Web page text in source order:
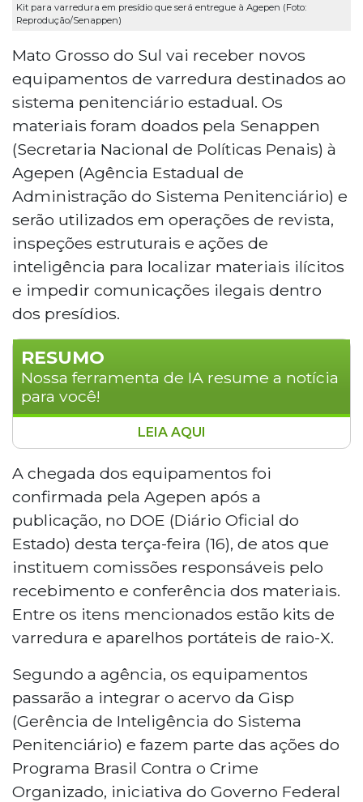
Kit para varredura em presídio que será entregue à Agepen (Foto:
Reprodução/Senappen)
Mato Grosso do Sul vai receber novos
equipamentos de varredura destinados ao
sistema penitenciário estadual. Os
materiais foram doados pela Senappen
(Secretaria Nacional de Políticas Penais) à
Agepen (Agência Estadual de
Administração do Sistema Penitenciário) e
serão utilizados em operações de revista,
inspeções estruturais e ações de
inteligência para localizar materiais ilícitos
e impedir comunicações ilegais dentro
dos presídios.
RESUMO
Nossa ferramenta de IA resume a notícia
para você!
Mato Grosso do Sul receberá novos
equipamentos de varredura para o sistema
penitenciário, doados pela Senappen à
Agepen. Os materiais, que incluem kits de
varredura e aparelhos portáteis de raio-X, serão
usados em revistas e ações de inteligência para
combater ilícitos nos presídios. A iniciativa faz
parte do Programa Brasil Contra o Crime
Organizado, que elegeu o estado como
LEIA AQUI
A chegada dos equipamentos foi
confirmada pela Agepen após a
publicação, no DOE (Diário Oficial do
Estado) desta terça-feira (16), de atos que
instituem comissões responsáveis pelo
recebimento e conferência dos materiais.
Entre os itens mencionados estão kits de
varredura e aparelhos portáteis de raio-X.
Segundo a agência, os equipamentos
passarão a integrar o acervo da Gisp
(Gerência de Inteligência do Sistema
Penitenciário) e fazem parte das ações do
Programa Brasil Contra o Crime
Organizado, iniciativa do Governo Federal